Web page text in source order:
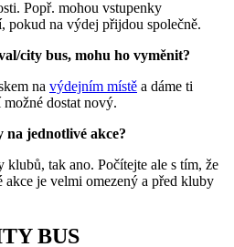
Popř. mohou vstupenky
pokud na výdej přijdou společně.
city bus, mohu ho vyměnit?
na výdejním místě a dáme ti
dostat nový.
na jednotlivé akce?
tak ano. Počítejte ale s tím, že
akce je velmi omezený a před kluby
BUS